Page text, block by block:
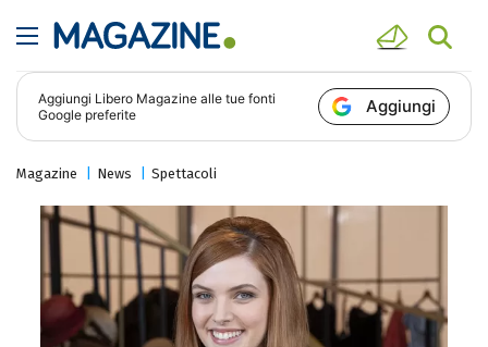
Aggiungi Libero Magazine alle tue fonti
Google preferite
Aggiungi
Magazine News Spettacoli